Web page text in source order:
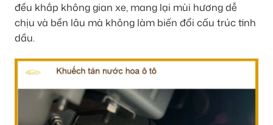
đều khắp không gian xe, mang lại mùi hương dễ
chịu và bền lâu mà không làm biến đổi cấu trúc tinh
dầu.